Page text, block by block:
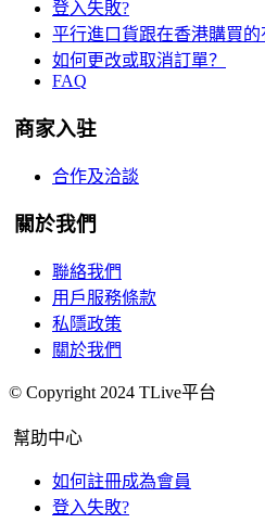
登入失敗?
平行進口貨跟在香港購買的
如何更改或取消訂單？
FAQ
商家入驻
合作及洽談
關於我們
聯絡我們
用戶服務條款
私隱政策
關於我們
© Copyright 2024 TLive平台
幫助中心
如何註冊成為會員
登入失敗?